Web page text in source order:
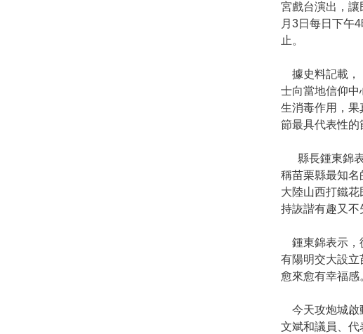
宮戲台演出，
月3日每日下午
止。
據史料記載，
士向當地信仰
生消毒作用，果
節最具代表性的
縣長鍾東錦表
稱苗栗縣最知名
大陸山西打鐵
持詼諧有趣又不
鍾東錦表示，
有陽明交大設
愈來愈有幸福感
今天攻炮城啟
文斌和議員、